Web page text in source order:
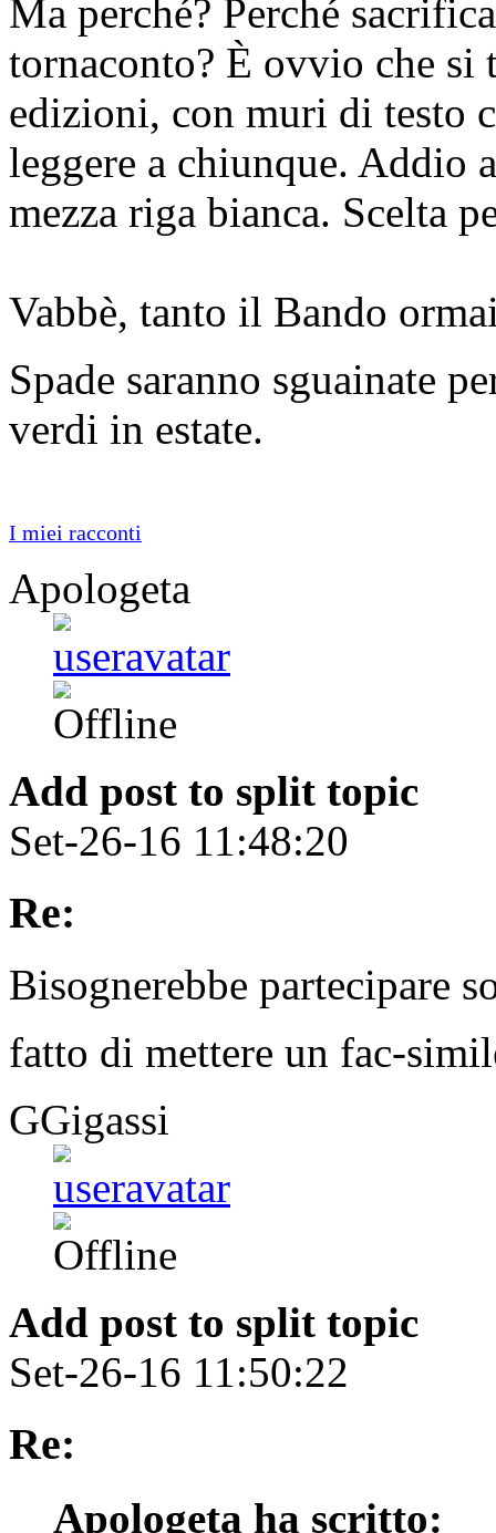
Ma perché? Perché
tornaconto? È ovvio che
edizioni, con muri di testo
leggere a chiunque. Addio
mezza riga bianca. Scelta
Vabbè, tanto il Bando
Spade saranno sguainate
verdi in estate.
I miei racconti
Apologeta
Add post to split topic
Set-26-16 11:48:20
Re:
Bisognerebbe partecipare
fatto di mettere un fac-
GGigassi
Add post to split topic
Set-26-16 11:50:22
Re:
Apologeta ha scritto: